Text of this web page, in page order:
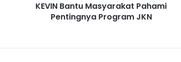
KEVIN Bantu Masyarakat Pahami
Pentingnya Program JKN